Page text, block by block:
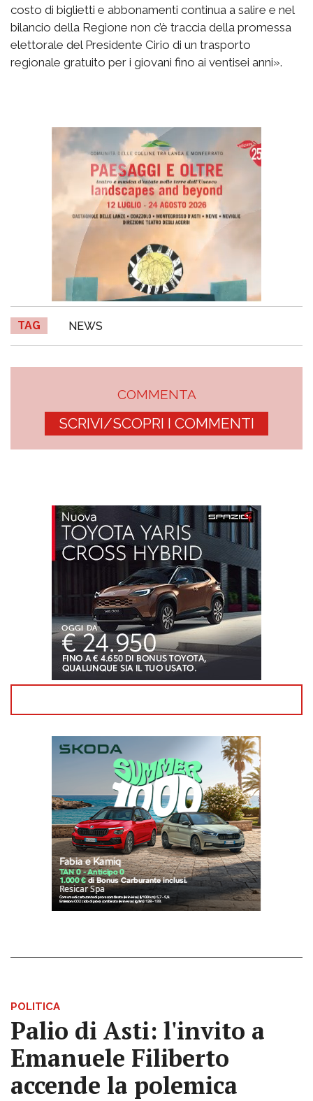
costo di biglietti e abbonamenti continua a salire e nel
bilancio della Regione non c’è traccia della promessa
elettorale del Presidente Cirio di un trasporto
regionale gratuito per i giovani fino ai ventisei anni».
TAG NEWS
COMMENTA
SCRIVI/SCOPRI I COMMENTI
POLITICA
Palio di Asti: l'invito a
Emanuele Filiberto
accende la polemica